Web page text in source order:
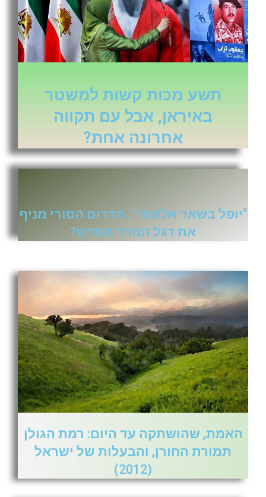
תשע מכות קשות למשטר
באיראן, אבל עם תקווה
אחרונה אחת?
"יופל בשאר אלאסד": הדרום הסורי מניף
את דגל המרד מחדש?
האמת, שהושתקה עד היום: רמת הגולן
תמורת החורן, והבעלות של ישראל
(2012)